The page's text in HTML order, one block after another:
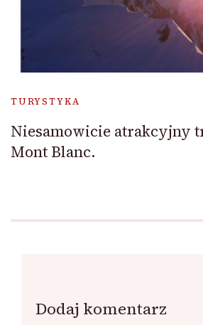
TURYSTYKA
Niesamowicie atrakcyjny
Mont Blanc.
Dodaj komentarz